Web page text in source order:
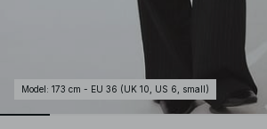
Model : 173 cm - EU 36 (UK 10, US 6, small)